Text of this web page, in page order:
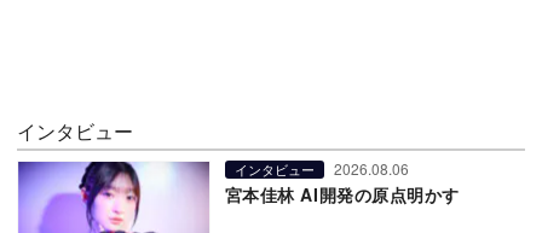
インタビュー
インタビュー 2026.08.06
宮本佳林 AI開発の原点明かす